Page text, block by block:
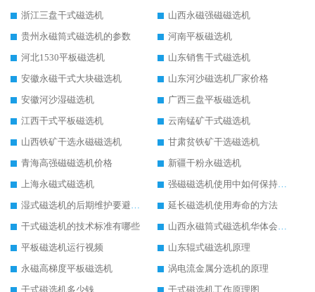
浙江三盘干式磁选机
山西永磁强磁磁选机
贵州永磁筒式磁选机的参数
河南平板磁选机
河北1530平板磁选机
山东销售干式磁选机
安徽永磁干式大块磁选机
山东河沙磁选机厂家价格
安徽河沙湿磁选机
广西三盘平板磁选机
江西干式平板磁选机
云南锰矿干式磁选机
山西铁矿干选永磁磁选机
甘肃贫铁矿干选磁选机
青海高强磁磁选机价格
新疆干粉永磁选机
上海永磁式磁选机
延长磁选机使用寿命的方法
干式磁选机的技术标准有哪些
平板磁选机运行视频
山东辊式磁选机原理
永磁高梯度平板磁选机
涡电流金属分选机的原理
干式磁选机多少钱
干式磁选机工作原理图